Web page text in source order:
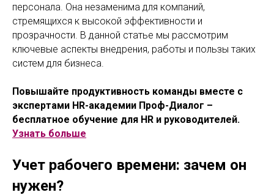
персонала. Она незаменима для компаний,
стремящихся к высокой эффективности и
прозрачности. В данной статье мы рассмотрим
ключевые аспекты внедрения, работы и пользы таких
систем для бизнеса.
Повышайте продуктивность команды вместе с
экспертами HR-академии Проф-Диалог –
бесплатное обучение для HR и руководителей.
Узнать больше
Учет рабочего времени: зачем он
нужен?